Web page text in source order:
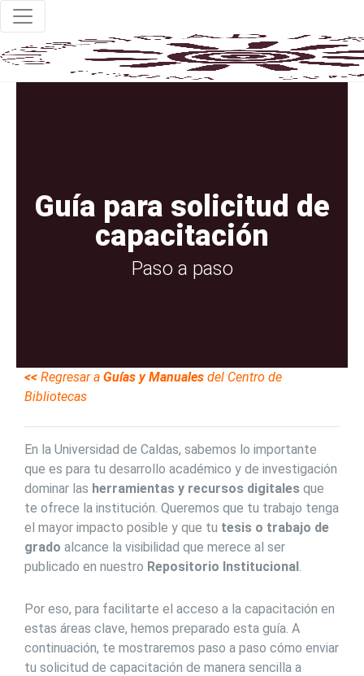
Guía para solicitud de
capacitación
Paso a paso
<< Regresar a Guías y Manuales del Centro de
Bibliotecas
En la Universidad de Caldas, sabemos lo importante
que es para tu desarrollo académico y de investigación
dominar las herramientas y recursos digitales que
te ofrece la institución. Queremos que tu trabajo tenga
el mayor impacto posible y que tu tesis o trabajo de
grado alcance la visibilidad que merece al ser
publicado en nuestro Repositorio Institucional.
Por eso, para facilitarte el acceso a la capacitación en
estas áreas clave, hemos preparado esta guía. A
continuación, te mostraremos paso a paso cómo enviar
tu solicitud de capacitación de manera sencilla a